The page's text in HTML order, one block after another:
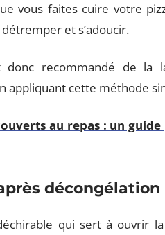
vous faites cuire votre
et s’adoucir.
donc recommandé de la
appliquant cette méthode
au repas : un
décongélation
qui sert à ouvrir